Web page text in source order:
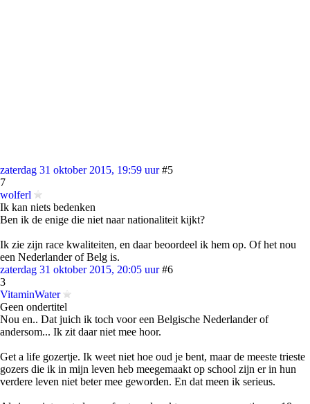
zaterdag 31 oktober 2015, 19:59 uur #5
7
wolferl
Ik kan niets bedenken
Ben ik de enige die niet naar nationaliteit kijkt?
Ik zie zijn race kwaliteiten, en daar beoordeel ik hem op. Of het nou
een Nederlander of Belg is.
zaterdag 31 oktober 2015, 20:05 uur #6
3
VitaminWater
Geen ondertitel
Nou en.. Dat juich ik toch voor een Belgische Nederlander of
andersom... Ik zit daar niet mee hoor.
Get a life gozertje. Ik weet niet hoe oud je bent, maar de meeste trieste
gozers die ik in mijn leven heb meegemaakt op school zijn er in hun
verdere leven niet beter mee geworden. En dat meen ik serieus.